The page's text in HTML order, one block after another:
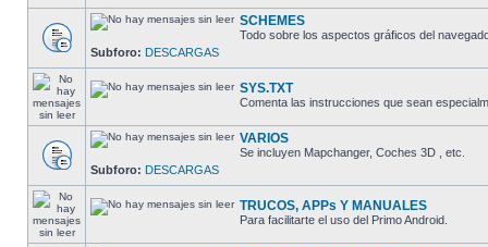
SCHEMES
Todo sobre los aspectos gráficos del
Subforo: DESCARGAS
SYS.TXT
Comenta las instrucciones que sean
VARIOS
Se incluyen Mapchanger, Coches 3D , etc.
Subforo: DESCARGAS
TRUCOS, APPs Y MANUALES
Para facilitarte el uso del Primo Android.